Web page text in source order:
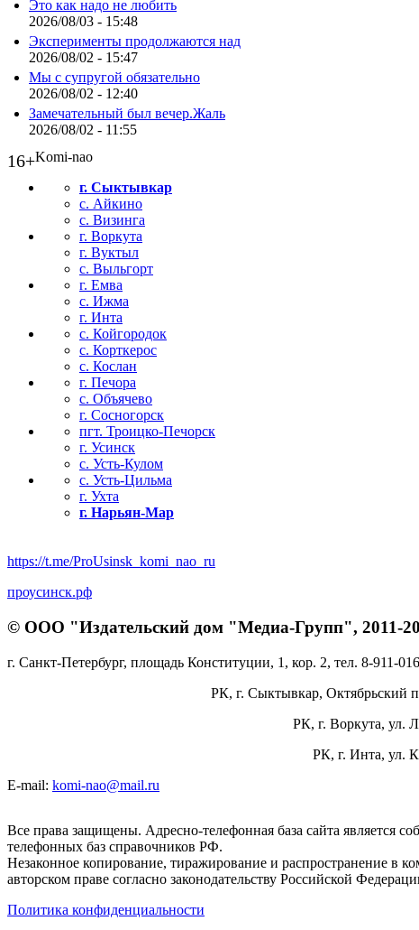
Это как надо не любить
2026/08/03 - 15:48
Эксперименты продолжаются над
2026/08/02 - 15:47
Мы с супругой обязательно
2026/08/02 - 12:40
Замечательный был вечер.Жаль
2026/08/02 - 11:55
16+Komi-nao
г. Сыктывкар
с. Айкино
с. Визинга
г. Воркута
г. Вуктыл
с. Выльгорт
г. Емва
с. Ижма
г. Инта
с. Койгородок
с. Корткерос
с. Кослан
г. Печора
с. Объячево
г. Сосногорск
пгт. Троицко-Печорск
г. Усинск
с. Усть-Кулом
с. Усть-Цильма
г. Ухта
г. Нарьян-Мар
https://t.me/ProUsinsk_komi_nao_ru
проусинск.рф
© ООО "Издательский дом "Медиа-Групп", 2011-
г. Санкт-Петербург, площадь Конституции, 1, кор. 2, тел. 8-911-
РК, г. Сыктывкар, Октябрьский
РК, г. Воркута, ул.
РК, г. Инта, ул.
E-mail: komi-nao@mail.ru
Все права защищены. Адресно-телефонная база сайта является
телефонных баз справочников РФ.
Незаконное копирование, тиражирование и распространение в
авторском праве согласно законодательству Российской
Политика конфиденциальности